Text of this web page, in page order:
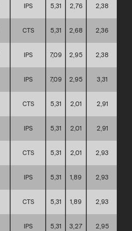
IPS 5,31 2,76 2,38
CTS 5,31 2,68 2,36
IPS 7,09 2,95 2,38
IPS 7,09 2,95 3,31
CTS 5,31 2,01 2,91
IPS 5,31 2,01 2,91
CTS 5,31 2,01 2,93
IPS 5,31 1,89 2,93
CTS 5,31 1,89 2,93
IPS 5,31 3,27 2,95